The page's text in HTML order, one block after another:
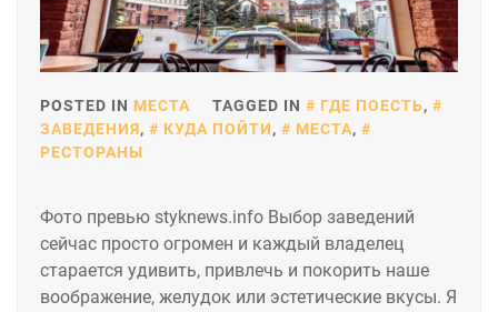
POSTED IN МЕСТА TAGGED IN ГДЕ ПОЕСТЬ,
ЗАВЕДЕНИЯ, КУДА ПОЙТИ, МЕСТА,
РЕСТОРАНЫ
Фото превью styknews.info Выбор заведений
сейчас просто огромен и каждый владелец
старается удивить, привлечь и покорить наше
воображение, желудок или эстетические вкусы. Я